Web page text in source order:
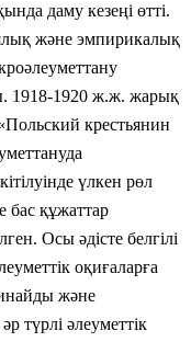
даму кезеңі өтті.
және эмпирикалық
1918-1920 ж.ж. жарық
крестьянин
үлкен рөл
бас құжаттар
Осы әдісте белгілі
оқиғаларға
және
түрлі әлеуметтік